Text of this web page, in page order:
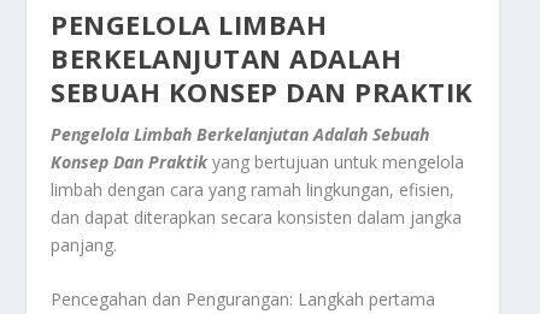
PENGELOLA LIMBAH
BERKELANJUTAN ADALAH
SEBUAH KONSEP DAN PRAKTIK
Pengelola Limbah Berkelanjutan Adalah Sebuah
Konsep Dan Praktikyang bertujuan untuk mengelola
limbah dengan cara yang ramah lingkungan, efisien,
dan dapat diterapkan secara konsisten dalam jangka
panjang.
Pencegahan dan Pengurangan: Langkah pertama